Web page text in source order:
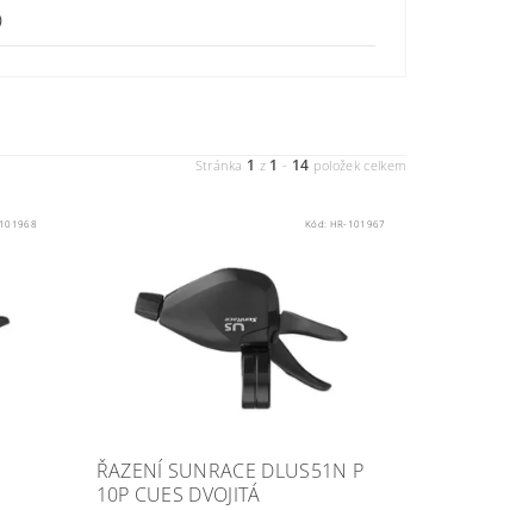
Stránka 1 z 1 - 14 položek celkem
Kód: HR-101967
ŘAZENÍ SUNRACE DLUS51N P
10P CUES DVOJITÁ